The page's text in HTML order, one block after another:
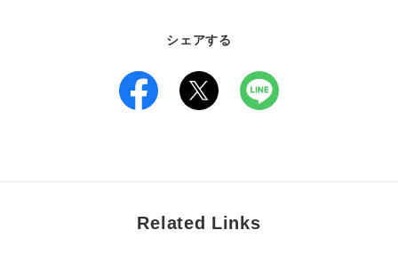
シェアする
Related Links